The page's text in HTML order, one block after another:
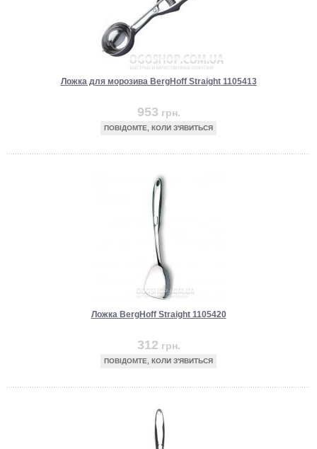
Ложка для морозива BergHoff Straight 1105413
953 грн.
ПОВІДОМТЕ, КОЛИ З'ЯВИТЬСЯ
Ложка BergHoff Straight 1105420
312 грн.
ПОВІДОМТЕ, КОЛИ З'ЯВИТЬСЯ